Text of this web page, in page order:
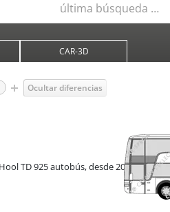
última búsqueda …
CAR-3D
Ocultar diferencias